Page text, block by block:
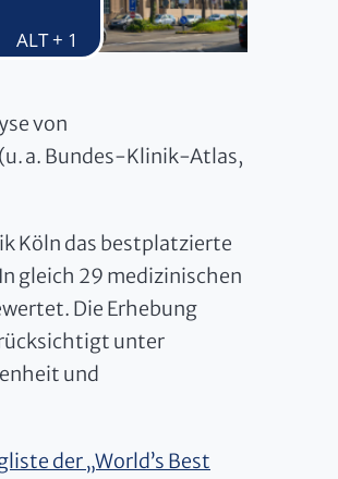
von
a. Bundes-Klinik-Atlas,
Köln das bestplatzierte
gleich 29 medizinischen
Die Erhebung
unter
und
der „World’s Best